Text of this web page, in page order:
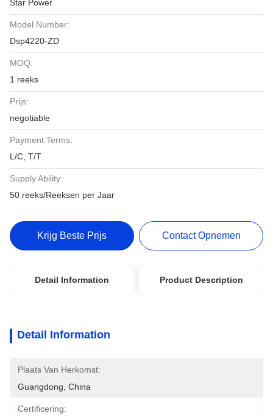
Star Power
Model Number:
Dsp4220-ZD
MOQ:
1 reeks
Prijs:
negotiable
Payment Terms:
L/C, T/T
Supply Ability:
50 reeks/Reeksen per Jaar
Krijg Beste Prijs Contact Opnemen
Detail Information Product Description
Detail Information
Plaats Van Herkomst:
Guangdong, China
Certificering: